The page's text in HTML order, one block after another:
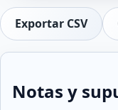
Exportar CSV
Notas y